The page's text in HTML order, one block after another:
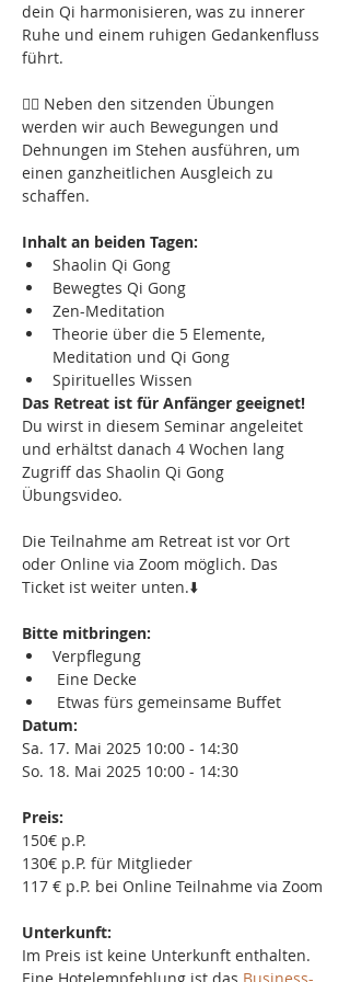
dein Qi harmonisieren, was zu innerer
Ruhe und einem ruhigen Gedankenfluss
führt.
🧘‍♀️ Neben den sitzenden Übungen
werden wir auch Bewegungen und
Dehnungen im Stehen ausführen, um
einen ganzheitlichen Ausgleich zu
schaffen.
Inhalt an beiden Tagen:
Shaolin Qi Gong
Bewegtes Qi Gong
Zen-Meditation
Theorie über die 5 Elemente,
Meditation und Qi Gong
Spirituelles Wissen
Das Retreat ist für Anfänger geeignet!
Du wirst in diesem Seminar angeleitet
und erhältst danach 4 Wochen lang
Zugriff das Shaolin Qi Gong
Übungsvideo.
Die Teilnahme am Retreat ist vor Ort
oder Online via Zoom möglich. Das
Ticket ist weiter unten.⬇️
Bitte mitbringen:
Verpflegung
Eine Decke
Etwas fürs gemeinsame Buffet
Datum:
Sa. 17. Mai 2025 10:00 - 14:30
So. 18. Mai 2025 10:00 - 14:30
Preis:
150€ p.P.
130€ p.P. für Mitglieder
117 € p.P. bei Online Teilnahme via Zoom
Unterkunft:
Im Preis ist keine Unterkunft enthalten.